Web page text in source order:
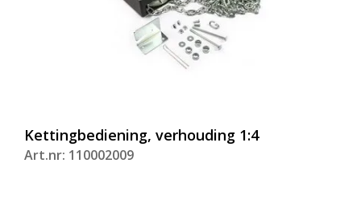
Kettingbediening, verhouding 1:4
Art.nr: 110002009